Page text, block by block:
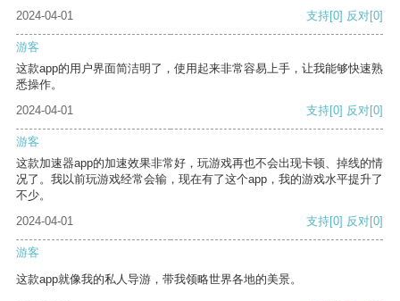
2024-04-01 支持[0] 反对[0]
游客
这款app的用户界面简洁明了，使用起来非常容易上手，让我能够快速熟
悉操作。
2024-04-01
支持[0] 反对[0]
游客
这款加速器app的加速效果非常好，玩游戏再也不会出现卡顿、掉线的情
况了。我以前玩游戏经常会输，现在有了这个app，我的游戏水平提升了
不少。
2024-04-01
支持[0] 反对[0]
游客
这款app就像我的私人导游，带我领略世界各地的美景。